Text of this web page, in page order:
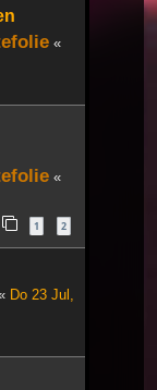
«
«
1 2
Do 23 Jul,